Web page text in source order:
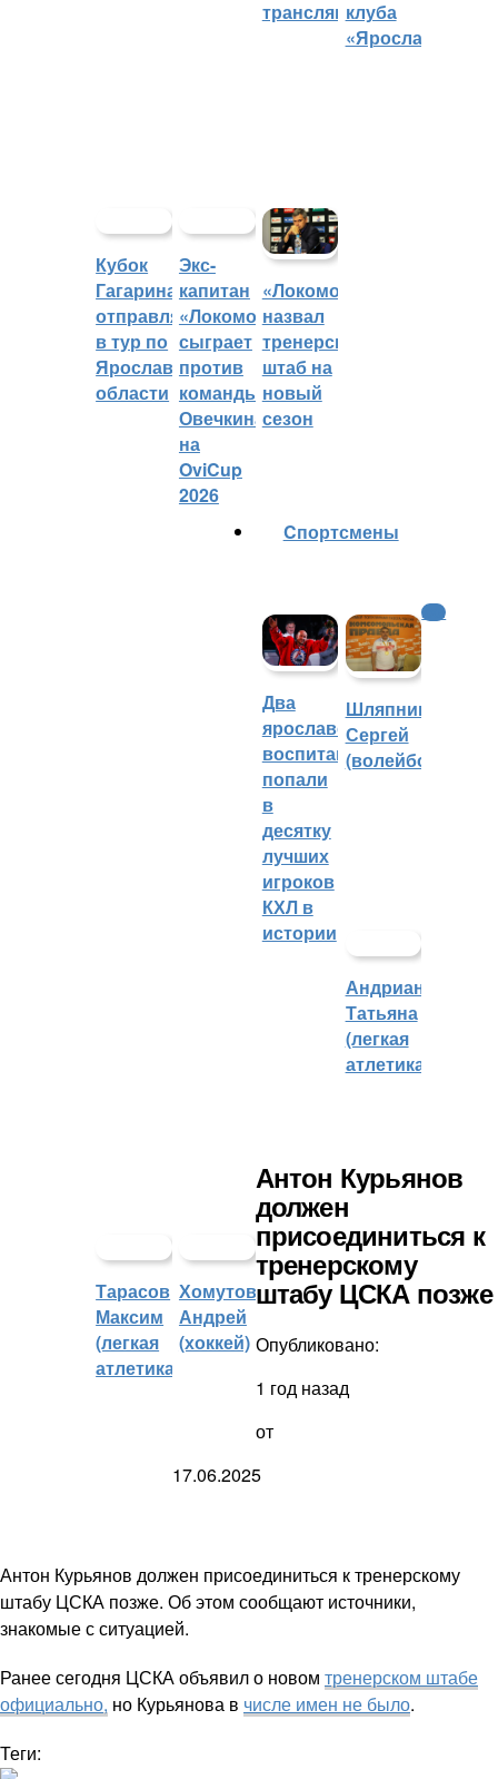
трансляцийклуба
«Ярославич»
Кубок
Гагарина
отправляется
в тур по
Ярославской
области
Экс-
капитан
«Локомотива»
сыграет
против
команды
Овечкина
на
OviCup
2026
«Локомотив»
назвал
тренерский
штаб на
новый
сезон
Cпортсмены
Два
ярославских
воспитанника
попали
в
десятку
лучших
игроков
КХЛ в
истории
Шляпников
Сергей
(волейбол)
Андрианова
Татьяна
(легкая
атлетика)
Тарасов
Максим
(легкая
атлетика)
Хомутов
Андрей
(хоккей)
КХЛ
Антон Курьянов
должен
присоединиться к
тренерскому
штабу ЦСКА позже
Опубликовано:
1 год назад
от
17.06.2025
Антон Курьянов должен присоединиться к тренерскому
штабу ЦСКА позже. Об этом сообщают источники,
знакомые с ситуацией.
Ранее сегодня ЦСКА объявил о новом тренерском штабе
официально, но Курьянова в числе имен не было.
Теги: